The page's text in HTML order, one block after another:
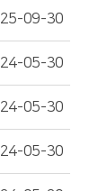
25-09-30
24-05-30
24-05-30
24-05-30